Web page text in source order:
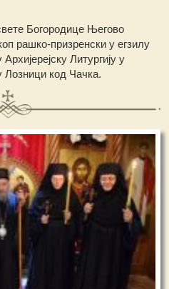
Богородице Његово
рашко-призренски у егзилу
Литургију у
Лозници код Чачка.